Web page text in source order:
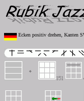
Ecken positiv drehen, Kanten